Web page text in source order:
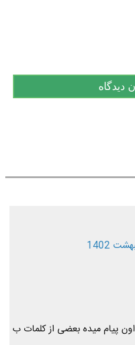
پیام میده بعضی از کلمات ب